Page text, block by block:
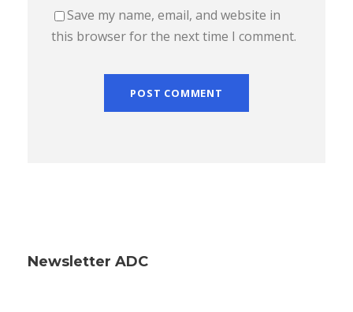
Save my name, email, and website in
this browser for the next time I comment.
Newsletter ADC